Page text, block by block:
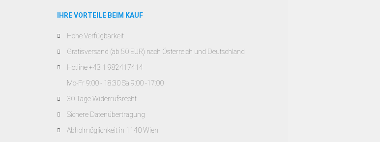
IHRE VORTEILE BEIM KAUF
Hohe Verfügbarkeit
Gratisversand (ab 50 EUR) nach Österreich und Deutschland
Hotline +43 1 982417414
Mo-Fr 9:00 - 18:30 Sa 9:00 -17:00
30 Tage Widerrufsrecht
Sichere Datenübertragung
Abholmöglichkeit in 1140 Wien